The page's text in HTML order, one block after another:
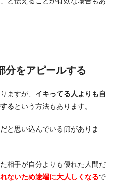
分をアピールする
ますが、 イキってる人よりも自
るという方法もあります。
と思い込んでいる節がありま
相手が自分よりも優れた人間だ
ないため途端に大人しくなるで